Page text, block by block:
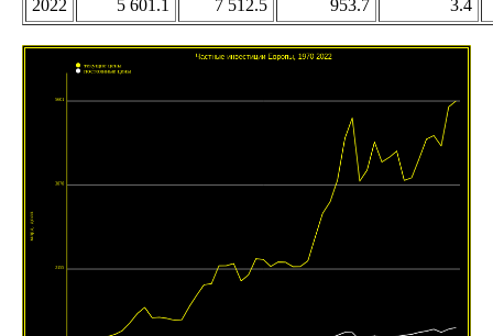
2022
5 601.1 7 512.5 953.7 3.4